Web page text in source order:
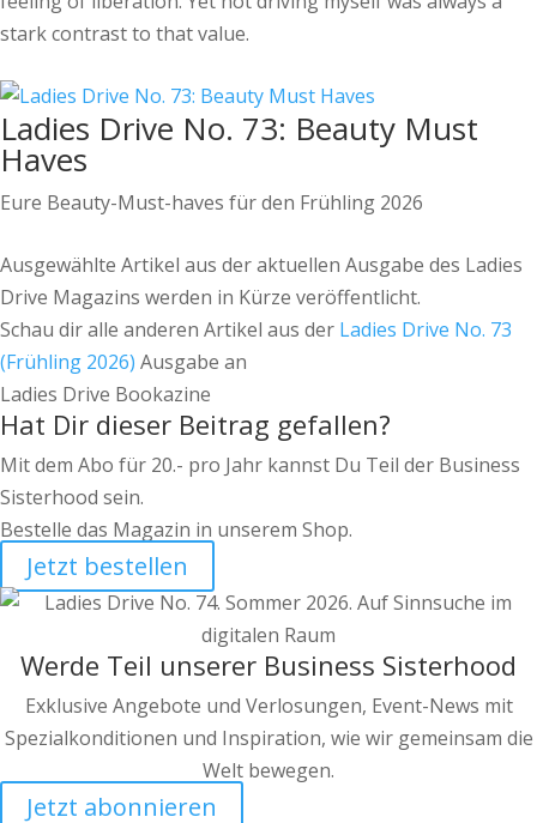
stark contrast to that value.
Ladies Drive No. 73: Beauty Must
Haves
Eure Beauty-Must-haves für den Frühling 2026
Ausgewählte Artikel aus der aktuellen Ausgabe des Ladies
Drive Magazins werden in Kürze veröffentlicht.
Schau dir alle anderen Artikel aus der Ladies Drive No. 73
(Frühling 2026) Ausgabe an
Ladies Drive Bookazine
Hat Dir dieser Beitrag gefallen?
Mit dem Abo für 20.- pro Jahr kannst Du Teil der Business
Sisterhood sein.
Bestelle das Magazin in unserem Shop.
Jetzt bestellen
Werde Teil unserer Business Sisterhood
Exklusive Angebote und Verlosungen, Event-News mit
Spezialkonditionen und Inspiration, wie wir gemeinsam die
Welt bewegen.
Jetzt abonnieren